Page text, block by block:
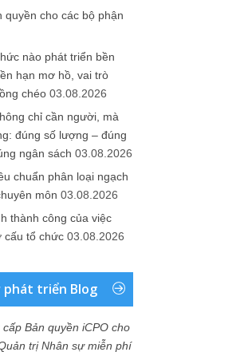
quyền cho các bộ phận
nào phát triển bền
hạn mơ hồ, vai trò
chéo 03.08.2026
chỉ cần người, mà
đúng số lượng – đúng
ngân sách 03.08.2026
chuẩn phân loại ngạch
môn 03.08.2026
thành công của việc
cấu tổ chức 03.08.2026
phát triển Blog
Bản quyền iCPO cho
trị Nhân sự miễn phí